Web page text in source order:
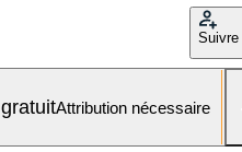
Suivre
Attribution nécessaire